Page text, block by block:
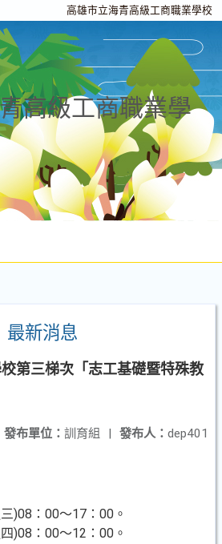
高雄市立海青高級工商職業學校
高級工商職業學
最新消息
第三梯次「志工基礎暨特殊教
發布人： dep401
發布單位： 訓育組 |
)08：00～17：00。
)08：00～12：00。